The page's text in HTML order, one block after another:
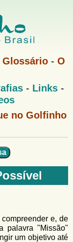
Glossário- O
- Links-
no Golfinho
e, de
palavra "Missão"
um objetivo até